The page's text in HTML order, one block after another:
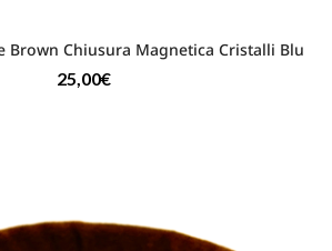
Brown Chiusura Magnetica Cristalli Blu
25,00€